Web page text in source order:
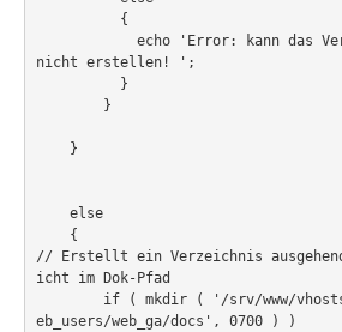
PHP
Webdesign
CMS
JavaScript
Sicherheit
nicht erstellen! ';
// Erstellt ein Verzeichnis
icht im Dok-Pfad
eb_users/web_ga/docs', 0700 ) )